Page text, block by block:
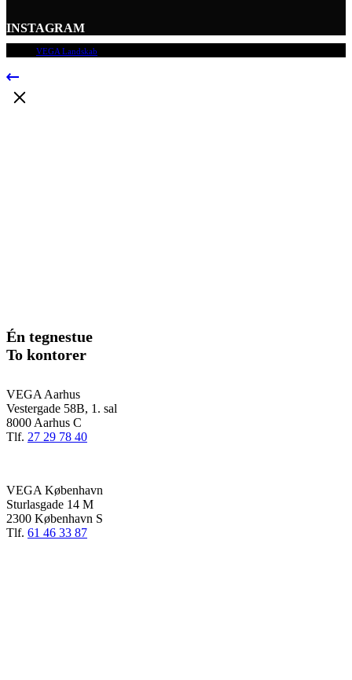
INSTAGRAM
VEGA Landskab
Én tegnestue
To kontorer
VEGA Aarhus
Vestergade 58B, 1. sal
8000 Aarhus C
Tlf. 27 29 78 40
VEGA København
Sturlasgade 14 M
2300 København S
Tlf. 61 46 33 87